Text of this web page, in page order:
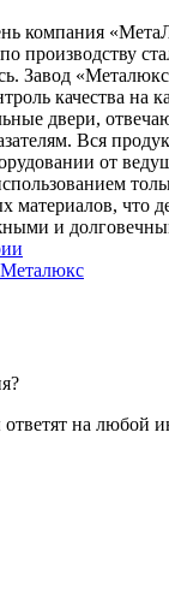
компания
производству
Завод
качества на
двери,
Вся
от
материалов, что
и
на любой